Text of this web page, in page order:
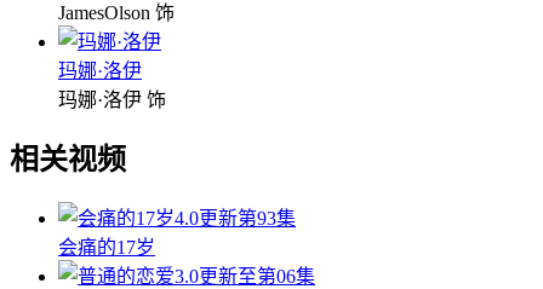
JamesOlson 饰
玛娜·洛伊
玛娜·洛伊 饰
相关视频
4.0更新第93集
会痛的17岁
3.0更新至第06集